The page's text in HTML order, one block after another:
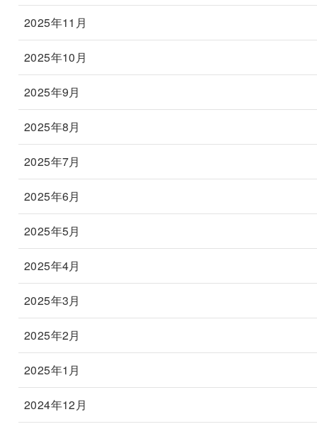
2025年11月
2025年10月
2025年9月
2025年8月
2025年7月
2025年6月
2025年5月
2025年4月
2025年3月
2025年2月
2025年1月
2024年12月